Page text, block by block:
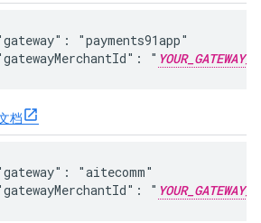
"payments91app"
"
档
"aitecomm"
"